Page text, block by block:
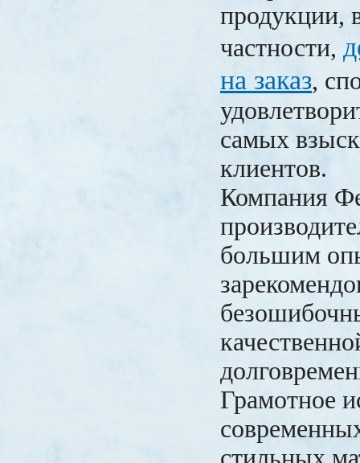
продукции,
частности,
на заказ,
самых
клиентов.
Компания
большим
Грамотное